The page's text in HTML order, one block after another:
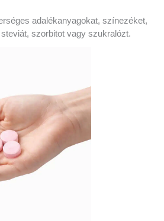
adalékanyagokat, színezéket,
szorbitot vagy szukralózt.